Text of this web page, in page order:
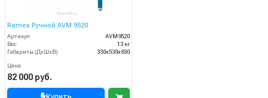
Ramex Ручной AVM 9520
Артикул
AVM9520
Вес
13 кг
Габариты (ДхШхВ)
330x530x630
Цена
82 000 руб.